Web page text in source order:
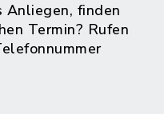
Anliegen, finden
Termin? Rufen